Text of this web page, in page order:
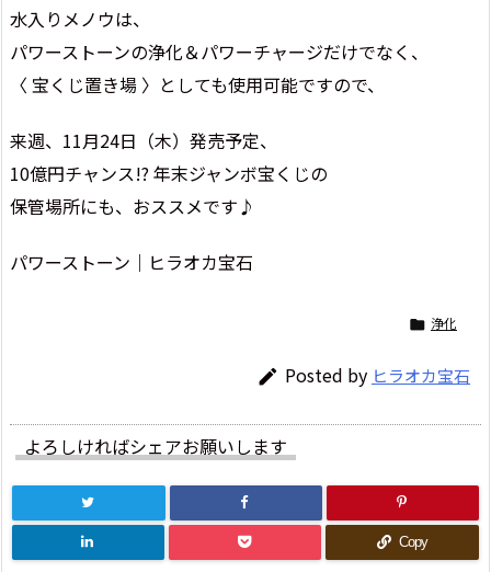
水入りメノウは、
パワーストーンの浄化＆パワーチャージだけでなく、
〈 宝くじ置き場 〉としても使用可能ですので、
来週、11月24日（木）発売予定、
10億円チャンス!? 年末ジャンボ宝くじの
保管場所にも、おススメです♪
パワーストーン｜ヒラオカ宝石
 浄化
 Posted by ヒラオカ宝石
よろしければシェアお願いします
Copy